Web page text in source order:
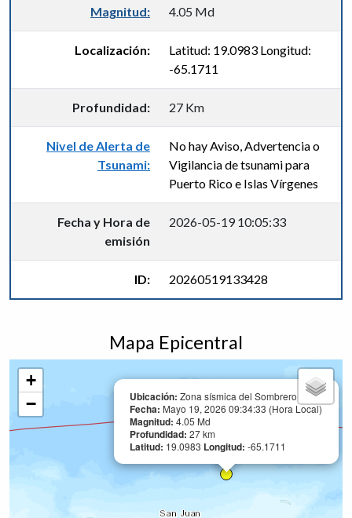
Magnitud: 4.05 Md
Localización:
Latitud: 19.0983 Longitud:
-65.1711
Profundidad: 27 Km
Nivel de Alerta de
Tsunami:
No hay Aviso, Advertencia o
Vigilancia de tsunami para
Puerto Rico e Islas Vírgenes
Fecha y Hora de
emisión
2026-05-19 10:05:33
ID: 20260519133428
Mapa Epicentral
Ubicación: Zona sísmica del Sombrero
Fecha: Mayo 19, 2026 09:34:33 (Hora Local)
Magnitud: 4.05 Md
Profundidad: 27 km
Latitud: 19.0983 Longitud: -65.1711
+
−